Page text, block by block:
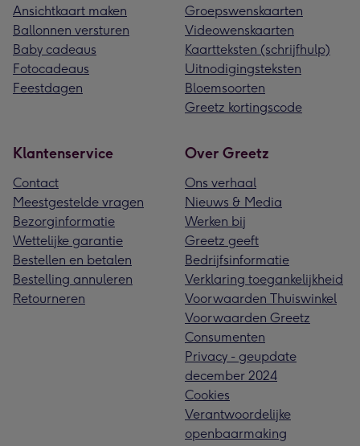
Ansichtkaart maken
Ballonnen versturen
Baby cadeaus
Fotocadeaus
Feestdagen
Groepswenskaarten
Videowenskaarten
Kaartteksten (schrijfhulp)
Uitnodigingsteksten
Bloemsoorten
Greetz kortingscode
Klantenservice
Contact
Meestgestelde vragen
Bezorginformatie
Wettelijke garantie
Bestellen en betalen
Bestelling annuleren
Retourneren
Over Greetz
Ons verhaal
Nieuws & Media
Werken bij
Greetz geeft
Bedrijfsinformatie
Verklaring toegankelijkheid
Voorwaarden Thuiswinkel
Voorwaarden Greetz
Consumenten
Privacy - geupdate
december 2024
Cookies
Verantwoordelijke
openbaarmaking